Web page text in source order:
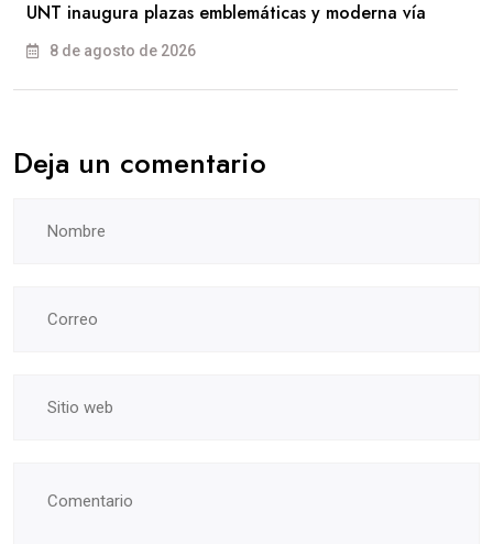
UNT inaugura plazas emblemáticas y moderna vía
8 de agosto de 2026
Deja un comentario